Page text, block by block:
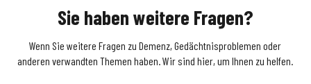
Sie haben weitere Fragen?
Wenn Sie weitere Fragen zu Demenz, Gedächtnisproblemen oder
anderen verwandten Themen haben. Wir sind hier, um Ihnen zu helfen.